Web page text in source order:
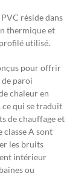
réside dans
thermique et
utilisé.
pour offrir
paroi
chaleur en
ce qui se traduit
de chauffage et
classe A sont
les bruits
intérieur
ou